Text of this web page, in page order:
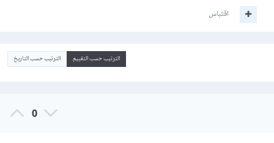
اقتباس
الترتيب حسب التقييم الترتيب حسب التاريخ
0